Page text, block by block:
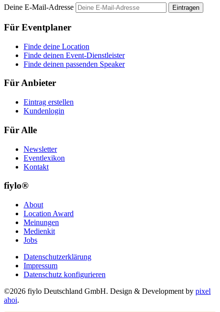
Deine E-Mail-Adresse Eintragen
Für Eventplaner
Finde deine Location
Finde deinen Event-Dienstleister
Finde deinen passenden Speaker
Für Anbieter
Eintrag erstellen
Kundenlogin
Für Alle
Newsletter
Eventlexikon
Kontakt
fiylo®
About
Location Award
Meinungen
Medienkit
Jobs
Datenschutzerklärung
Impressum
Datenschutz konfigurieren
©2026 fiylo Deutschland GmbH. Design & Development by pixel
ahoi.